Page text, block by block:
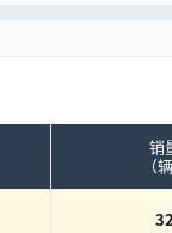
销
（
32